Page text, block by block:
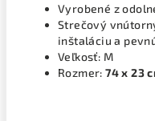
Vyrobené z
Strečový
inštaláciu a
Veľkosť: M
Rozmer:74 x 23